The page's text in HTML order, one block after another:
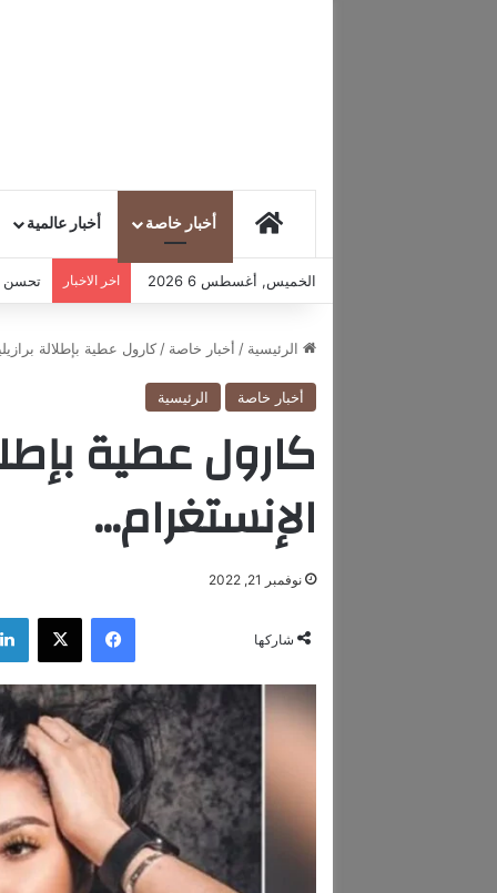
أخبار خاصة أخبار عالمية
الخميس, أغسطس 6 2026 اخر الاخبار تحسن
الرئيسية / أخبار خاصة / كارول عطية بإطلالة
أخبار خاصة الرئيسية
كارول عطية
الإنستغرام…
نوفمبر 21, 2022
شاركها
فيسبوك ‫X